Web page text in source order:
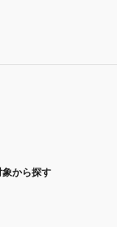
から探す